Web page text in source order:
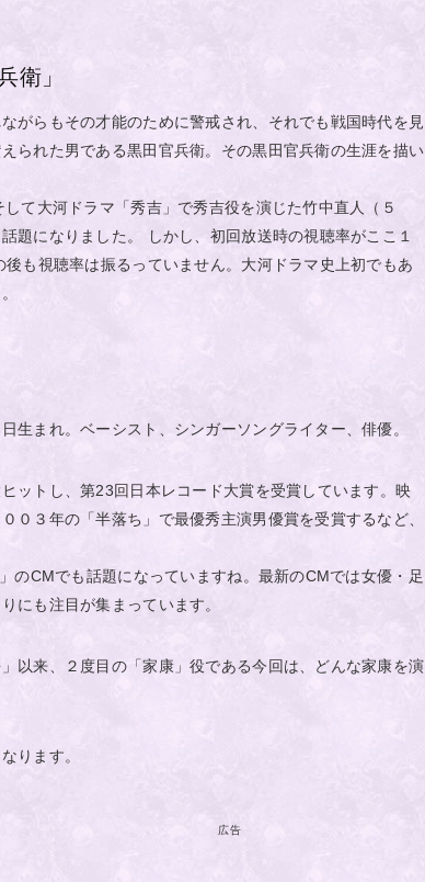
衛」
がらもその才能のために警戒され、それでも戦国時代を見
られた男である黒田官兵衛。その黒田官兵衛の生涯を描い
して大河ドラマ「秀吉」で秀吉役を演じた竹中直人（５
題になりました。 しかし、初回放送時の視聴率がここ１
も視聴率は振るっていません。大河ドラマ史上初でもあ
生まれ。ベーシスト、シンガーソングライター、俳優。
ットし、第23回日本レコード大賞を受賞しています。映
０３年の「半落ち」で最優秀主演男優賞を受賞するなど、
のCMでも話題になっていますね。最新のCMでは女優・足
にも注目が集まっています。
以来、２度目の「家康」役である今回は、どんな家康を演
ります。
広告